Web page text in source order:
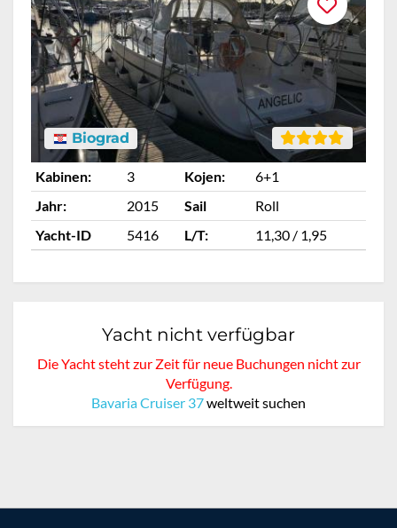
Biograd
Kabinen: 3 Kojen:
6+1
Jahr:
2015 Sail
Roll
Yacht-ID
5416 L/T: 11,30 / 1,95
Yacht nicht verfügbar
Die Yacht steht zur Zeit für neue Buchungen nicht zur
Verfügung.
Bavaria Cruiser 37weltweit suchen